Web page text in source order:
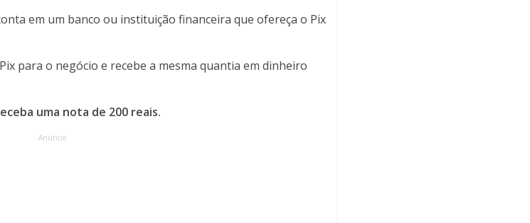
em um banco ou instituição financeira que ofereça o Pix
para o negócio e recebe a mesma quantia em dinheiro
uma nota de 200 reais.
Anúncio